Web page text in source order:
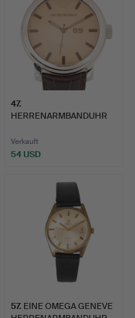
47.
HERRENARMBANDUHR
Verkauft
54 USD
57. EINE OMEGA GENEVE